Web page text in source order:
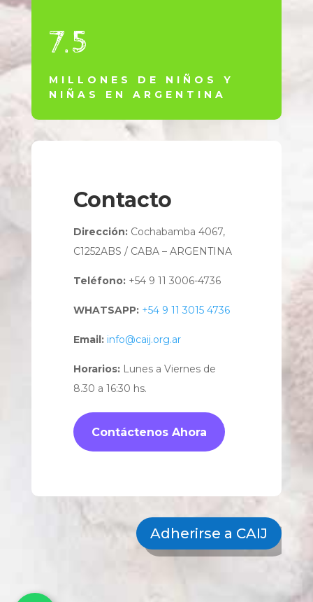
7.5
MILLONES DE NIÑOS Y
NIÑAS EN ARGENTINA
Contacto
Dirección: Cochabamba 4067,
C1252ABS / CABA – ARGENTINA
Teléfono: +54 9 11 3006-4736
WHATSAPP: +54 9 11 3015 4736
Email: info@caij.org.ar
Horarios: Lunes a Viernes de
8.30 a 16:30 hs.
Contáctenos Ahora
Adherirse a CAIJ